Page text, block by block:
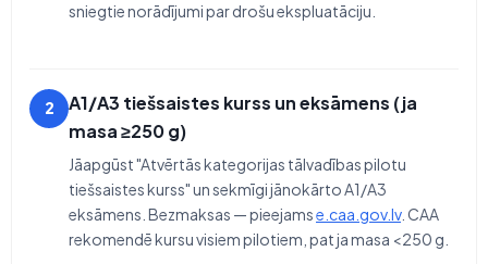
sniegtie norādījumi par drošu ekspluatāciju.
2
A1/A3 tiešsaistes kurss un eksāmens (ja
masa ≥250 g)
Jāapgūst "Atvērtās kategorijas tālvadības pilotu
tiešsaistes kurss" un sekmīgi jānokārto A1/A3
eksāmens. Bezmaksas — pieejamse.caa.gov.lv. CAA
rekomendē kursu visiem pilotiem, pat ja masa <250 g.